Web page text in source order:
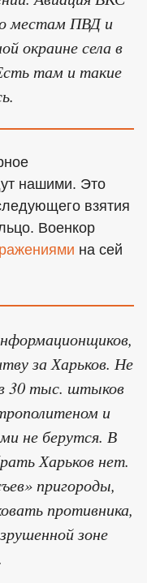
местам ПВД и
окраине села в
там и такие
нашими. Это
взятия
Военкор
на сей
за Харьков. Не
30 тыс. штыков
и
не берутся. В
Харьков нет.
пригороды,
противника,
зоне